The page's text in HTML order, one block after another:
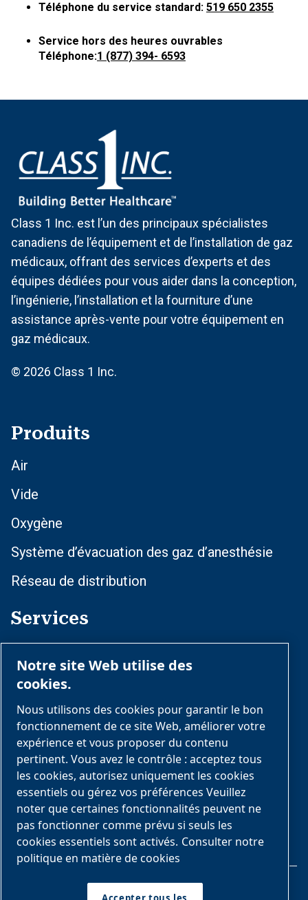
Téléphone du service standard: 519 650 2355
Service hors des heures ouvrables
Téléphone:1 (877) 394- 6593
Class 1 Inc. est l’un des principaux spécialistes
canadiens de l’équipement et de l’installation de gaz
médicaux, offrant des services d’experts et des
équipes dédiées pour vous aider dans la conception,
l’ingénierie, l’installation et la fourniture d’une
assistance après-vente pour votre équipement en
gaz médicaux.
© 2026 Class 1 Inc.
Produits
Air
Vide
Oxygène
Système d’évacuation des gaz d’anesthésie
Réseau de distribution
Services
Opérations courantes
Services complémentaires
Conformité et gestion du cycle de vie
Suivez-nous sur
Mentions légales et confidentialité
Notre site Web utilise des
cookies.
Nous utilisons des cookies pour garantir le bon
fonctionnement de ce site Web, améliorer votre
expérience et vous proposer du contenu
pertinent. Vous avez le contrôle : acceptez tous
les cookies, autorisez uniquement les cookies
essentiels ou gérez vos préférences Veuillez
noter que certaines fonctionnalités peuvent ne
pas fonctionner comme prévu si seuls les
cookies essentiels sont activés. Consulter notre
politique en matière de cookies